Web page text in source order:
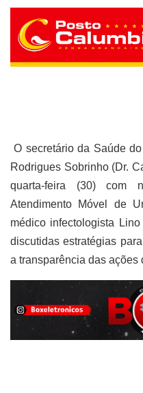
O secretário da Saúde
Rodrigues Sobrinho (Dr.
quarta-feira (30) com
Atendimento Móvel de
médico infectologista
discutidas estratégias
a transparência das ações